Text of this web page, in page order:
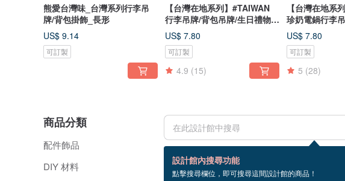
熊愛台灣味_台灣系列行李吊
牌/背包掛飾_長形
US$ 9.14
可訂製
【台灣在地系列】#TAIWAN
行李吊牌/背包吊牌/生日禮物/
客製化
US$ 7.80
可訂製
4.9 (15)
【台灣在地系
珍奶電鍋行李
製禮物
US$ 7.80
可訂製
5 (28)
商品分類
配件飾品
DIY 材料
設計館內搜尋功能
點擊搜尋欄位，即可搜尋這間設計館的商品！
107 個商品